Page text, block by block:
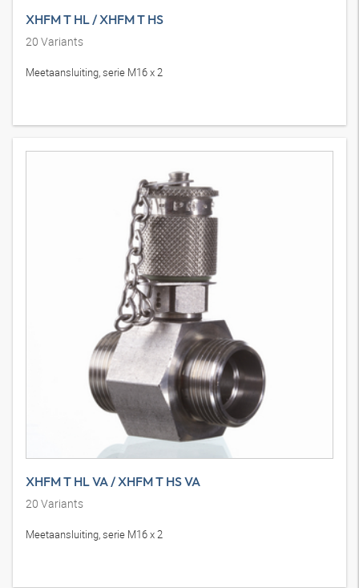
XHFM T HL / XHFM T HS
20 Variants
Meetaansluiting, serie M16 x 2
XHFM T HL VA / XHFM T HS VA
20 Variants
Meetaansluiting, serie M16 x 2